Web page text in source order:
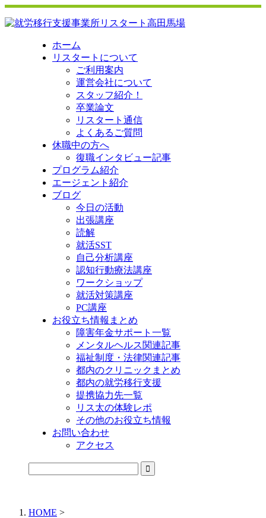
ホーム
リスタートについて
ご利用案内
運営会社について
スタッフ紹介！
卒業論文
リスタート通信
よくあるご質問
休職中の方へ
復職インタビュー記事
プログラム紹介
エージェント紹介
ブログ
今日の活動
出張講座
読解
就活SST
自己分析講座
認知行動療法講座
ワークショップ
就活対策講座
PC講座
お役立ち情報まとめ
障害年金サポート一覧
メンタルヘルス関連記事
福祉制度・法律関連記事
都内のクリニックまとめ
都内の就労移行支援
提携協力先一覧
リス太の体験レポ
その他のお役立ち情報
お問い合わせ
アクセス
HOME >